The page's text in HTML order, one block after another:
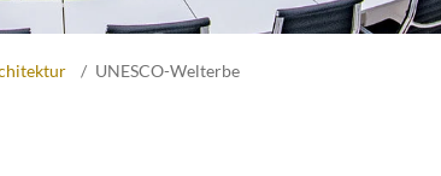
UNESCO-Welterbe